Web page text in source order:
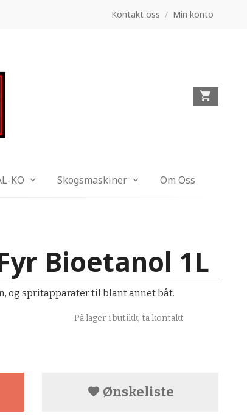
Kontakt oss / Min konto
KO Skogsmaskiner Om Oss
Bioetanol 1L
og spritapparater til blant annet båt.
På lager i butikk, ta kontakt
Ønskeliste